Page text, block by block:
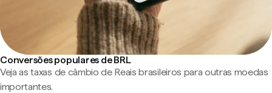
Conversões populares de BRL
Veja as taxas de câmbio de Reais brasileiros para outras moedas
importantes.